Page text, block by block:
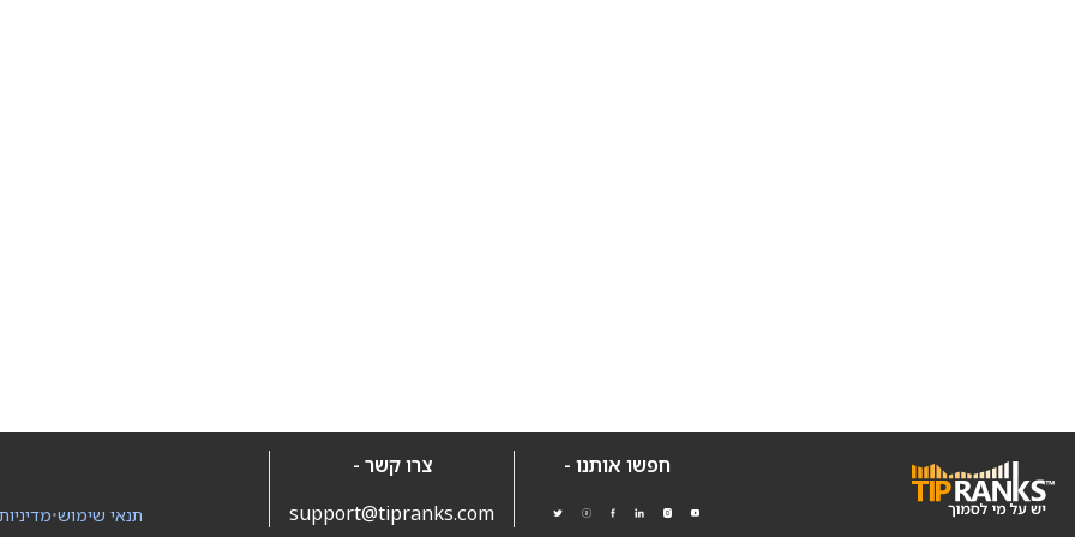
חפשו אותנו -
צרו קשר -
support@tipranks.com
•תנאי שימוש